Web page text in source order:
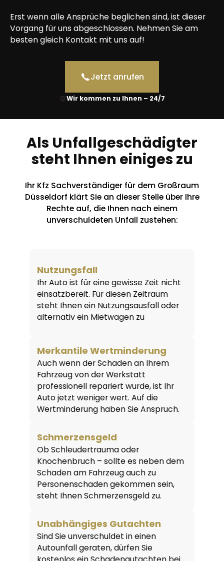
Erst wenn alle Ansprüche beglichen sind, ist dieser
Vorgang für uns abgeschlossen. Nehmen Sie am
besten gleich Kontakt mit uns auf!
Jetzt anrufen
Wir kommen zu Ihnen – 24/7
Als Unfallgeschädigter
steht Ihnen einiges zu
Ihr Kfz Sachverständiger für dem Großraum
Düsseldorf klärt Sie an dieser Stelle über Ihre
Rechte auf, die Ihnen nach einem
unverschuldeten Unfall zustehen:
Nutzungsfall
Ihr Auto ist für eine gewisse Zeit nicht
einsatzbereit. Für diesen Zeitraum
steht Ihnen ein Nutzungsausfall oder
alternativ ein Mietwagen zu
Merkantile Wertminderung
Auch wenn der Schaden an Ihrem
Fahrzeug von der Werkstatt
professionell repariert wurde, ist Ihr
Auto jetzt weniger wert. Auf die
Wertminderung haben Sie Anspruch.
Schmerzensgeld
Ob Schleudertrauma oder
Knochenbruch – sollte es neben dem
Schaden am Fahrzeug auch zu
Personenschaden gekommen sein,
steht Ihnen Schmerzensgeld zu.
Unabhängiges Gutachten
Sind Sie unverschuldet in einen
Autounfall geraten, dürfen Sie